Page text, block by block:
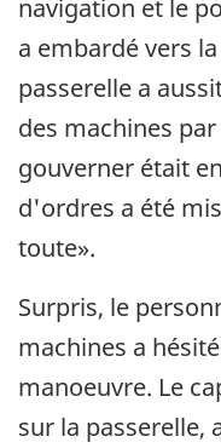
navigation et le
a embardé vers
passerelle a
des machines
gouverner était
d'ordres a été
toute».
Surpris, le
machines a
manoeuvre. Le
sur la passerelle,